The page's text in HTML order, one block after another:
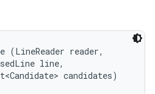
(LineReader reader,
line,
candidates)